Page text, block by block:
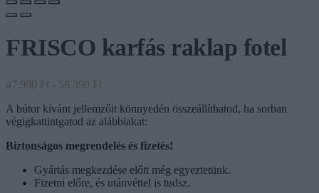
FRISCO karfás raklap fotel
47.900 Ft - 58.390 Ft -
A bútor kívánt jellemzőit könnyedén összeállíthatod, ha sorban
végigkattintgatod az alábbiakat:
Biztonságos megrendelés és fizetés!
Gyártás megkezdése előtt még egyeztetünk.
Fizetni előre, és utánvéttel is tudsz.